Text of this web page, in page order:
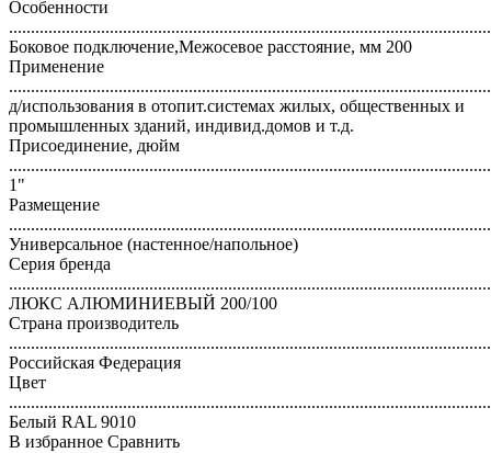
Особенности
Боковое подключение,Межосевое расстояние, мм 200
Применение
д/использования в отопит.системах жилых, общественных и
промышленных зданий, индивид.домов и т.д.
Присоединение, дюйм
1"
Размещение
Универсальное (настенное/напольное)
Серия бренда
ЛЮКС АЛЮМИНИЕВЫЙ 200/100
Страна производитель
Российская Федерация
Цвет
Белый RAL 9010
В избранное Сравнить